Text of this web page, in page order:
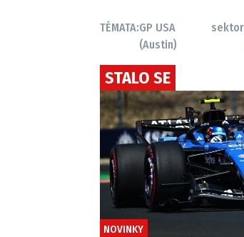
TÉMATA:GP USA
(Austin)
STALO SE
NOVINKY